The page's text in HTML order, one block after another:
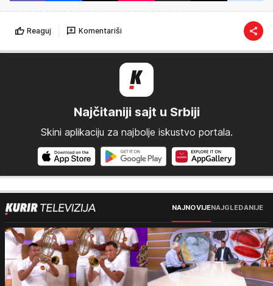
Reaguj Komentariši
Najčitaniji sajt u Srbiji
Skini aplikaciju za najbolje iskustvo portala.
NAJNOVIJENAJGLEDANIJE